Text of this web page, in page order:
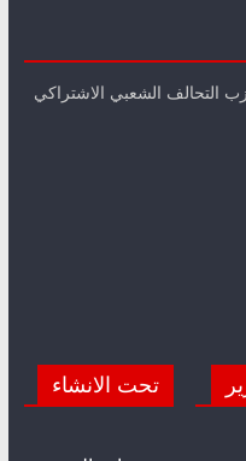
التحالف الشعبي الاشتراكي
تحت الانشاء